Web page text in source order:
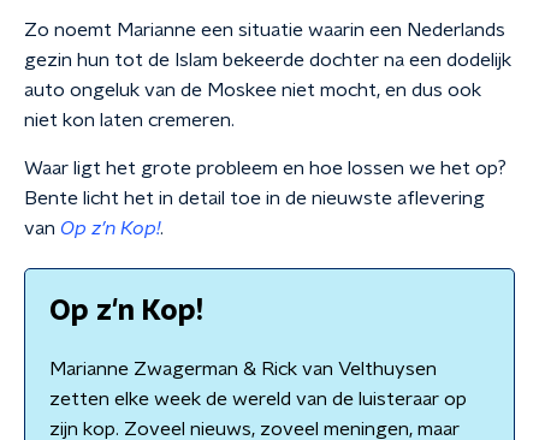
Zo noemt Marianne een situatie waarin een Nederlands
gezin hun tot de Islam bekeerde dochter na een dodelijk
auto ongeluk van de Moskee niet mocht, en dus ook
niet kon laten cremeren.
Waar ligt het grote probleem en hoe lossen we het op?
Bente licht het in detail toe in de nieuwste aflevering
van Op z’n Kop!.
Op z'n Kop!
Marianne Zwagerman & Rick van Velthuysen
zetten elke week de wereld van de luisteraar op
zijn kop. Zoveel nieuws, zoveel meningen, maar